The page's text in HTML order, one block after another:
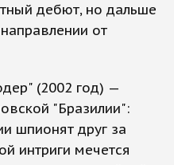
дебют, но дальше
от
(2002 год) —
"Бразилии":
шпионят друг за
интриги мечется